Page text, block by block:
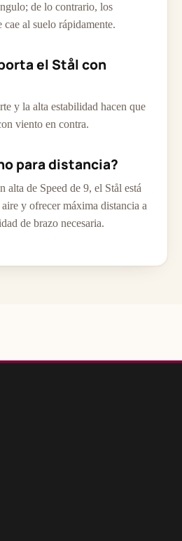
de lo contrario, los
al suelo rápidamente.
el Stål con
y la alta estabilidad hacen que
viento en contra.
para distancia?
alta de Speed de 9, el Stål está
y ofrecer máxima distancia a
de brazo necesaria.